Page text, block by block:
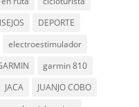
DEPORTE
electroestimulador
garmin 810
JACA
JUANJO COBO